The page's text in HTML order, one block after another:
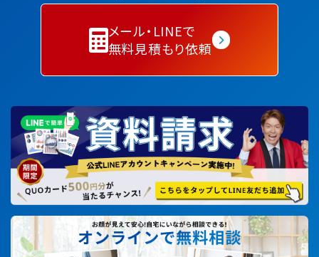
メール・LINEで
無料見積もり依頼